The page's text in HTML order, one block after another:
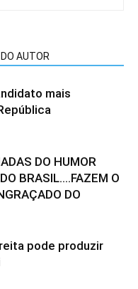
AUTOR
mais
DO HUMOR
BRASIL….FAZEM O
DO
pode produzir